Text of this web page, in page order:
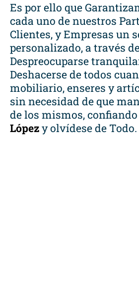
Es por ello que
cada uno de nuestros
Clientes, y Empresas un
personalizado, a través
Despreocuparse
Deshacerse de todos
mobiliario, enseres y
sin necesidad de que
de los mismos,
Lópezy olvídese de Todo.